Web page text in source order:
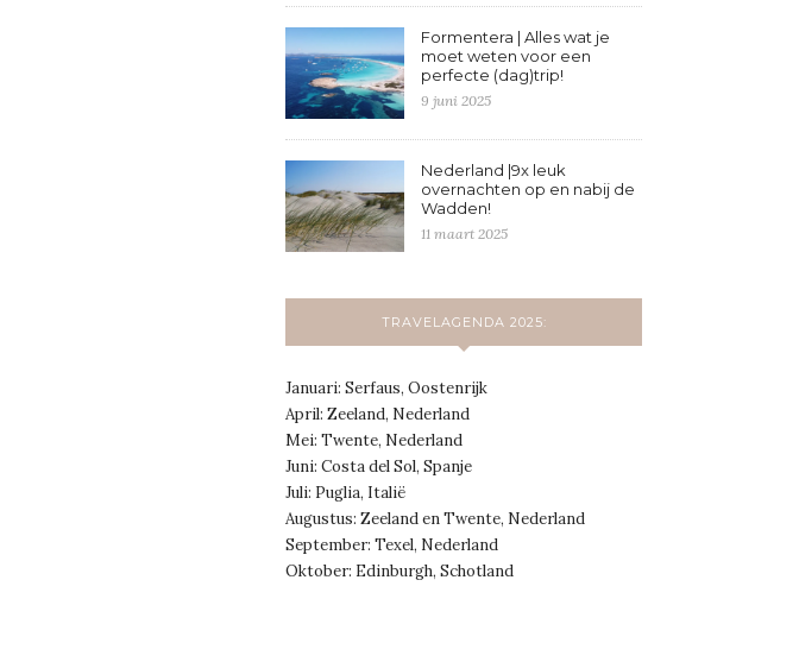
Formentera | Alles wat je
moet weten voor een
perfecte (dag)trip!
9 juni 2025
Nederland |9x leuk
overnachten op en nabij de
Wadden!
11 maart 2025
TRAVELAGENDA 2025:
Januari: Serfaus, Oostenrijk
April: Zeeland, Nederland
Mei: Twente, Nederland
Juni: Costa del Sol, Spanje
Juli: Puglia, Italië
Augustus: Zeeland en Twente, Nederland
September: Texel, Nederland
Oktober: Edinburgh, Schotland